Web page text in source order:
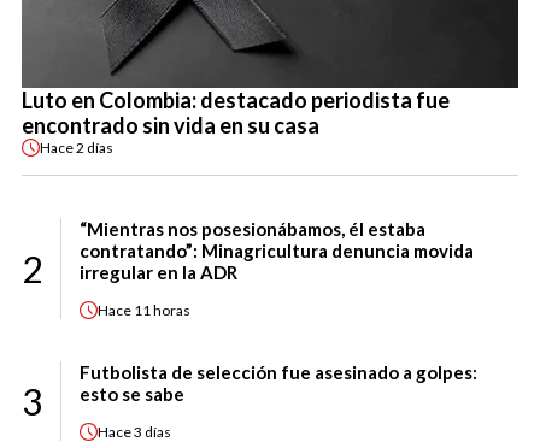
Luto en Colombia: destacado periodista fue
encontrado sin vida en su casa
Hace2 días
2
“Mientras nos posesionábamos, él estaba
contratando”: Minagricultura denuncia movida
irregular en la ADR
Hace 11 horas
3
Futbolista de selección fue asesinado a golpes:
esto se sabe
Hace3 días